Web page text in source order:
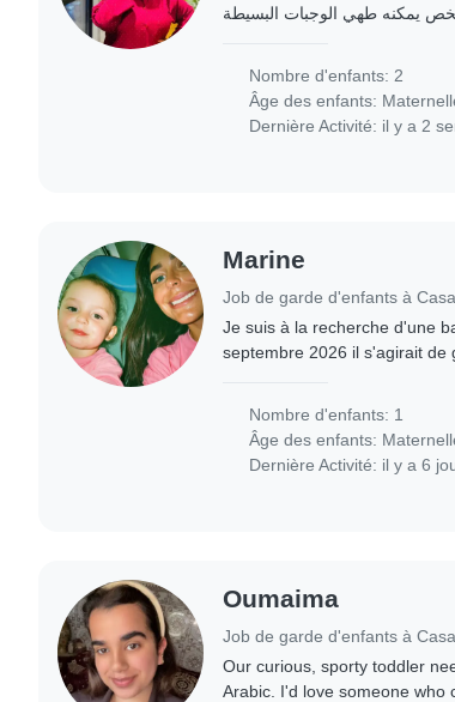
يمكنه طهي الوجبات البسيطة
Nombre d'enfants: 2
Âge des enfants:
Dernière Activité: il y a 2
Marine
Job de garde d'enfants à
Je suis à la recherche d'une
septembre 2026 il s'agirait
Nombre d'enfants: 1
Âge des enfants:
Dernière Activité: il y a 6
Oumaima
Job de garde d'enfants à
Our curious, sporty toddler
Arabic. I'd love someone who